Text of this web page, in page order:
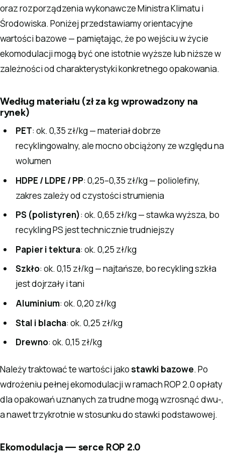
oraz rozporządzenia wykonawcze Ministra Klimatu i
Środowiska. Poniżej przedstawiamy orientacyjne
wartości bazowe — pamiętając, że po wejściu w życie
ekomodulacji mogą być one istotnie wyższe lub niższe w
zależności od charakterystyki konkretnego opakowania.
Według materiału (zł za kg wprowadzony na
rynek)
PET: ok. 0,35 zł/kg — materiał dobrze
recyklingowalny, ale mocno obciążony ze względu na
wolumen
HDPE / LDPE / PP: 0,25–0,35 zł/kg — poliolefiny,
zakres zależy od czystości strumienia
PS (polistyren): ok. 0,65 zł/kg — stawka wyższa, bo
recykling PS jest technicznie trudniejszy
Papier i tektura: ok. 0,25 zł/kg
Szkło: ok. 0,15 zł/kg — najtańsze, bo recykling szkła
jest dojrzały i tani
Aluminium: ok. 0,20 zł/kg
Stal i blacha: ok. 0,25 zł/kg
Drewno: ok. 0,15 zł/kg
Należy traktować te wartości jako stawki bazowe. Po
wdrożeniu pełnej ekomodulacji w ramach ROP 2.0 opłaty
dla opakowań uznanych za trudne mogą wzrosnąć dwu-,
a nawet trzykrotnie w stosunku do stawki podstawowej.
Ekomodulacja — serce ROP 2.0